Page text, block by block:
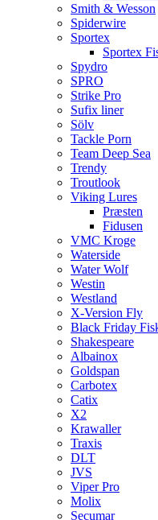
Smith & Wesson
Spiderwire
Sportex
Sportex
Spydro
SPRO
Strike Pro
Sufix liner
Sölv
Tackle Porn
Team Deep Sea
Trendy
Troutlook
Viking Lures
Præsten
Fidusen
VMC Kroge
Waterside
Water Wolf
Westin
Westland
X-Version Fly
Black Friday
Shakespeare
Albainox
Goldspan
Carbotex
Catix
X2
Krawaller
Traxis
DLT
JVS
Viper Pro
Molix
Secumar